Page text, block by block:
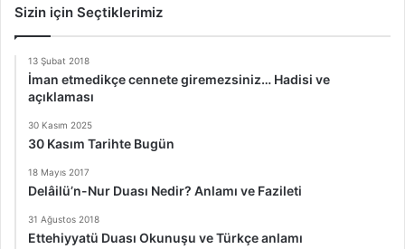
Sizin için Seçtiklerimiz
13 Şubat 2018
İman etmedikçe cennete giremezsiniz… Hadisi ve
açıklaması
30 Kasım 2025
30 Kasım Tarihte Bugün
18 Mayıs 2017
Delâilü’n-Nur Duası Nedir? Anlamı ve Fazileti
31 Ağustos 2018
Ettehiyyatü Duası Okunuşu ve Türkçe anlamı